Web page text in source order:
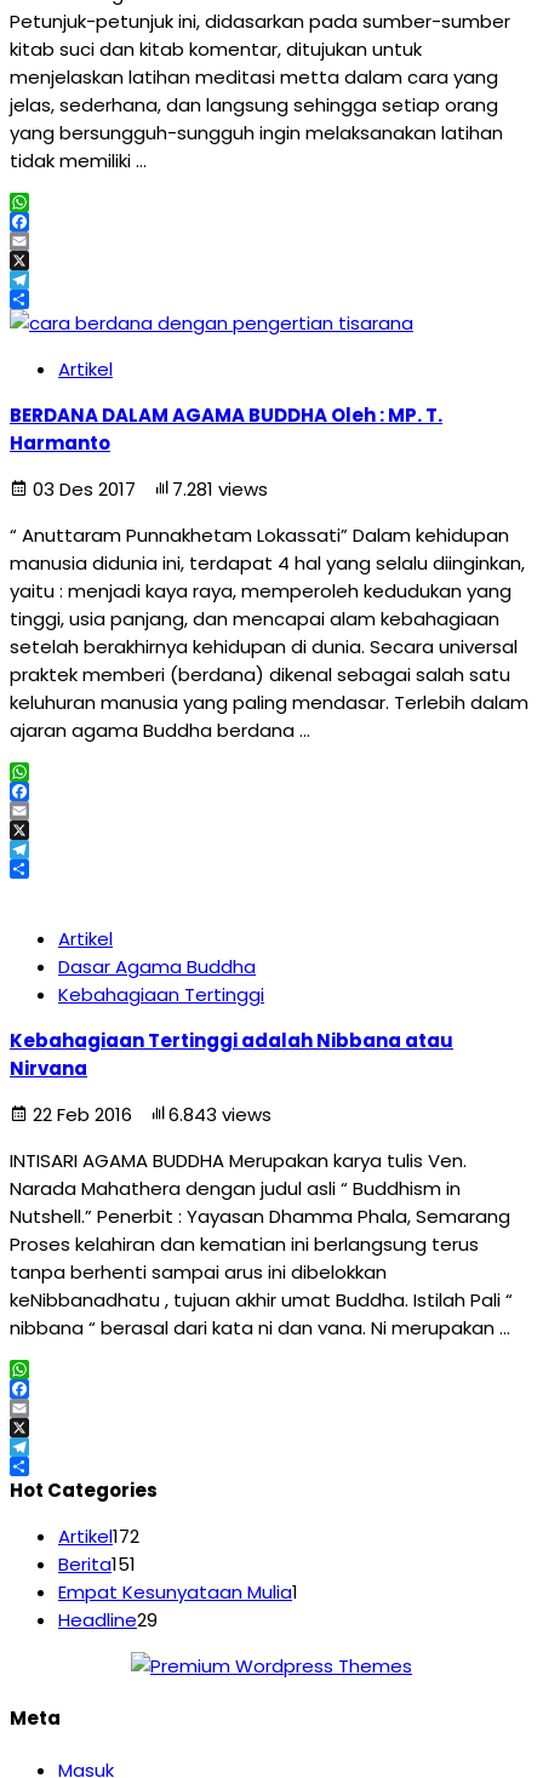
Petunjuk-petunjuk ini, didasarkan pada sumber-sumber
kitab suci dan kitab komentar, ditujukan untuk
menjelaskan latihan meditasi metta dalam cara yang
jelas, sederhana, dan langsung sehingga setiap orang
yang bersungguh-sungguh ingin melaksanakan latihan
tidak memiliki …
WhatsApp
Facebook
Email
X
Telegram
Share
Artikel
BERDANA DALAM AGAMA BUDDHA Oleh : MP. T.
Harmanto
03 Des 2017
7.281 views
“ Anuttaram Punnakhetam Lokassati” Dalam kehidupan
manusia didunia ini, terdapat 4 hal yang selalu diinginkan,
yaitu : menjadi kaya raya, memperoleh kedudukan yang
tinggi, usia panjang, dan mencapai alam kebahagiaan
setelah berakhirnya kehidupan di dunia. Secara universal
praktek memberi (berdana) dikenal sebagai salah satu
keluhuran manusia yang paling mendasar. Terlebih dalam
ajaran agama Buddha berdana …
WhatsApp
Facebook
Email
X
Telegram
Artikel
Dasar Agama Buddha
Kebahagiaan Tertinggi
Kebahagiaan Tertinggi adalah Nibbana atau
Nirvana
22 Feb 2016
6.843 views
INTISARI AGAMA BUDDHA Merupakan karya tulis Ven.
Narada Mahathera dengan judul asli “ Buddhism in
Nutshell.” Penerbit : Yayasan Dhamma Phala, Semarang
Proses kelahiran dan kematian ini berlangsung terus
tanpa berhenti sampai arus ini dibelokkan
keNibbanadhatu , tujuan akhir umat Buddha. Istilah Pali “
nibbana “ berasal dari kata ni dan vana. Ni merupakan …
WhatsApp
Facebook
Email
X
Telegram
Share
Hot Categories
Artikel172
Berita151
Empat Kesunyataan Mulia1
Headline29
Meta
Masuk